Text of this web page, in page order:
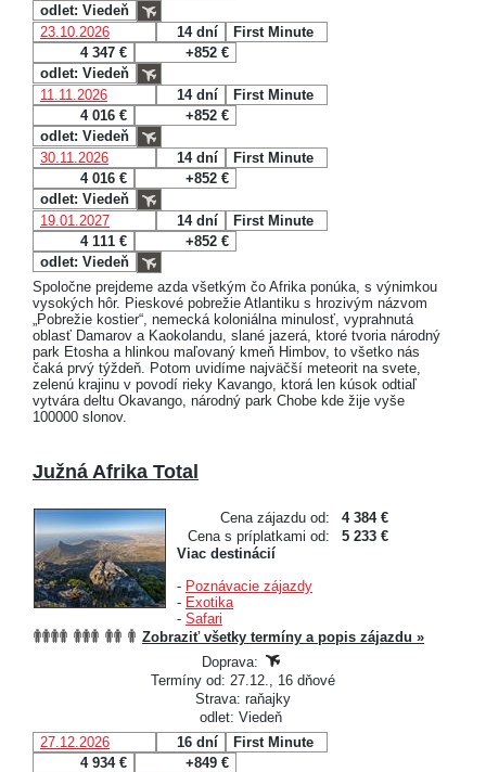
odlet: Viedeň
23.10.2026
14 dní
First Minute
4 347 €
+852 €
odlet: Viedeň
11.11.2026
14 dní
First Minute
4 016 €
+852 €
odlet: Viedeň
30.11.2026
14 dní
First Minute
4 016 €
+852 €
odlet: Viedeň
19.01.2027
14 dní
First Minute
4 111 €
+852 €
odlet: Viedeň
Spoločne prejdeme azda všetkým čo Afrika ponúka, s výnimkou
vysokých hôr. Pieskové pobrežie Atlantiku s hrozivým názvom
„Pobrežie kostier“, nemecká koloniálna minulosť, vyprahnutá
oblasť Damarov a Kaokolandu, slané jazerá, ktoré tvoria národný
park Etosha a hlinkou maľovaný kmeň Himbov, to všetko nás
čaká prvý týždeň. Potom uvidíme najväčší meteorit na svete,
zelenú krajinu v povodí rieky Kavango, ktorá len kúsok odtiaľ
vytvára deltu Okavango, národný park Chobe kde žije vyše
100000 slonov.
Južná Afrika Total
Cena zájazdu od:
4 384 €
Cena s príplatkami od:
5 233 €
Viac destinácií
- Poznávacie zájazdy
- Exotika
- Safari
Zobraziť všetky termíny a popis zájazdu »
Doprava:
Termíny od: 27.12., 16 dňové
Strava: raňajky
odlet: Viedeň
27.12.2026
16 dní
First Minute
4 934 €
+849 €